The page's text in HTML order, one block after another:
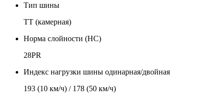
Тип шины
TT (камерная)
Норма слойности (НС)
28PR
Индекс нагрузки шины одинарная/двойная
193 (10 км/ч) / 178 (50 км/ч)